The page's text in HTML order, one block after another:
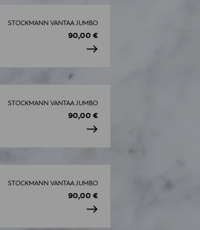
STOCKMANN VANTAA JUMBO
90,00 €
STOCKMANN VANTAA JUMBO
90,00 €
STOCKMANN VANTAA JUMBO
90,00 €